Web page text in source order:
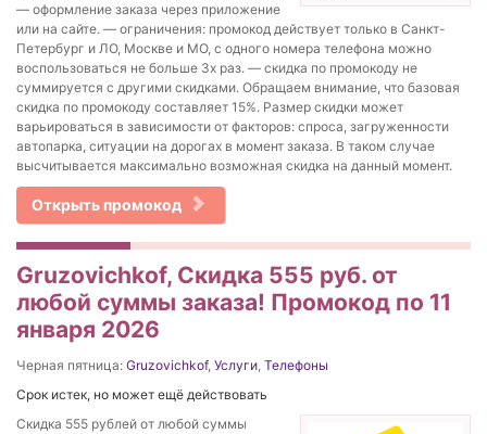
— оформление заказа через приложение
или на сайте. — ограничения: промокод действует только в Санкт-
Петербург и ЛО, Москве и МО, с одного номера телефона можно
воспользоваться не больше 3х раз. — скидка по промокоду не
суммируется с другими скидками. Обращаем внимание, что базовая
скидка по промокоду составляет 15%. Размер скидки может
варьироваться в зависимости от факторов: спроса, загруженности
автопарка, ситуации на дорогах в момент заказа. В таком случае
высчитывается максимально возможная скидка на данный момент.
Открыть промокод
Gruzovichkof, Скидка 555 руб. от
любой суммы заказа! Промокод по 11
января 2026
Черная пятница: Gruzovichkof, Услуги, Телефоны
Срок истек, но может ещё действовать
Скидка 555 рублей от любой суммы